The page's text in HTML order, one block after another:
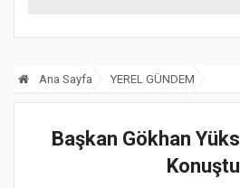
Ana Sayfa YEREL GÜNDEM
Başkan Gökhan
Konuştu